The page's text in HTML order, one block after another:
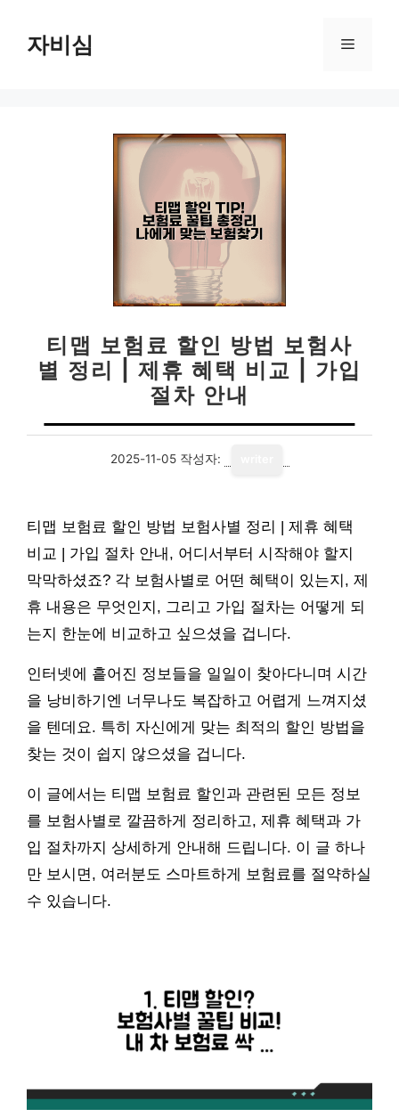
자비심 메
티맵 보험료 할인 방법 보험사
별 정리 | 제휴 혜택 비교 | 가입
절차 안내
2025-11-05 작성자:
티맵 보험료 할인 방법 보험사별 정리 | 제휴 혜택
비교 | 가입 절차 안내, 어디서부터 시작해야 할지
막막하셨죠? 각 보험사별로 어떤 혜택이 있는지, 제
휴 내용은 무엇인지, 그리고 가입 절차는 어떻게 되
는지 한눈에 비교하고 싶으셨을 겁니다.
인터넷에 흩어진 정보들을 일일이 찾아다니며 시간
을 낭비하기엔 너무나도 복잡하고 어렵게 느껴지셨
을 텐데요. 특히 자신에게 맞는 최적의 할인 방법을
찾는 것이 쉽지 않으셨을 겁니다.
이 글에서는 티맵 보험료 할인과 관련된 모든 정보
를 보험사별로 깔끔하게 정리하고, 제휴 혜택과 가
입 절차까지 상세하게 안내해 드립니다. 이 글 하나
만 보시면, 여러분도 스마트하게 보험료를 절약하실
수 있습니다.